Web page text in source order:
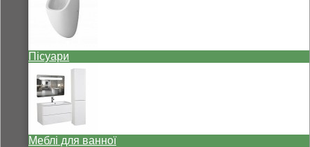
Пісуари
Меблі для ванної